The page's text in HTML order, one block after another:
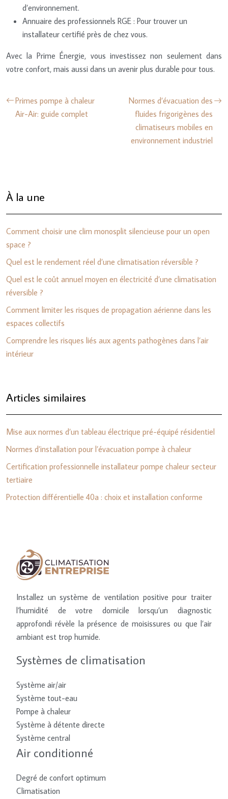
d’environnement.
Annuaire des professionnels RGE : Pour trouver un
installateur certifié près de chez vous.
Avec la Prime Énergie, vous investissez non seulement dans
votre confort, mais aussi dans un avenir plus durable pour tous.
Primes pompe à chaleur
Air-Air: guide complet
Normes d’évacuation des
fluides frigorigènes des
climatiseurs mobiles en
environnement industriel
À la une
Comment choisir une clim monosplit silencieuse pour un open
space ?
Quel est le rendement réel d’une climatisation réversible ?
Quel est le coût annuel moyen en électricité d’une climatisation
réversible ?
Comment limiter les risques de propagation aérienne dans les
espaces collectifs
Comprendre les risques liés aux agents pathogènes dans l’air
intérieur
Articles similaires
Mise aux normes d’un tableau électrique pré-équipé résidentiel
Normes d’installation pour l’évacuation pompe à chaleur
Certification professionnelle installateur pompe chaleur secteur
tertiaire
Protection différentielle 40a : choix et installation conforme
Installez un système de ventilation positive pour traiter
l’humidité de votre domicile lorsqu’un diagnostic
approfondi révèle la présence de moisissures ou que l’air
ambiant est trop humide.
Systèmes de climatisation
Système air/air
Système tout-eau
Pompe à chaleur
Système à détente directe
Système central
Air conditionné
Degré de confort optimum
Climatisation